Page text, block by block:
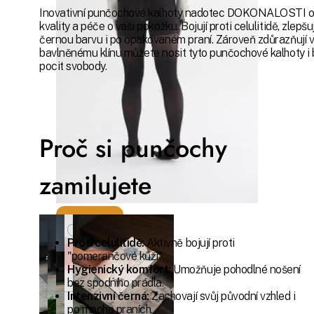
velikost
XL
Poloprůhledné
50 denierové
punčochové
kalhoty
(punčocháče,
silonky)
vyrobené ze
Inovativní punčochové kalhoty nadotec DOKONALOSTI
kvality a péče o vaši pokožku. Bojují proti celulitidě,
černou barvu i po opakovaném praní. Zároveň
bavlněnému klínu můžete nosit tyto punčochové kalhoty
pocit svobody.
Proč si punčochy
zamilujete
Proti celulitidě:Aktivně bojují proti
"pomerančové kůži".
Hygienický komfort:Umožňuje pohodlné nošení
bez spodního prádla.
Intenzivní černá:Zachovají svůj původní vzhled i
po mnoha praních.